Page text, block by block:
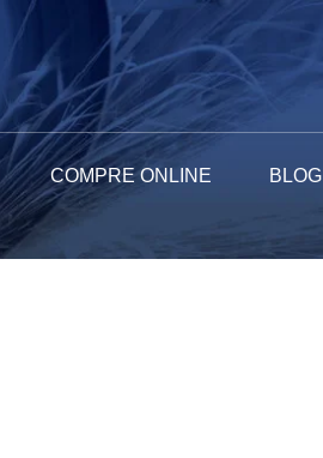
COMPRE ONLINE BLOG